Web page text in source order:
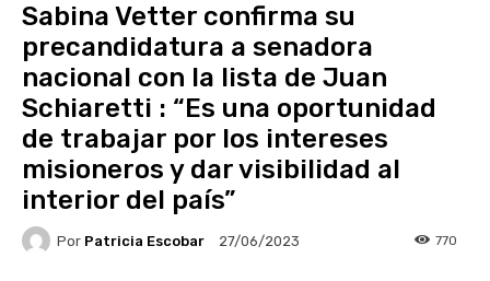
Sabina Vetter confirma su
precandidatura a senadora
nacional con la lista de Juan
Schiaretti : “Es una oportunidad
de trabajar por los intereses
misioneros y dar visibilidad al
interior del país”
Por Patricia Escobar 27/06/2023 770